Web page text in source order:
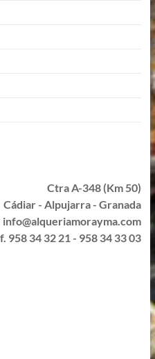
Ctra A-348 (Km 50)
Cádiar - Alpujarra - Granada
info@alqueriamorayma.com
958 34 32 21 - 958 34 33 03